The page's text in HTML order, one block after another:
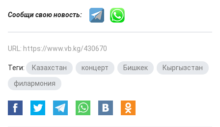
Сообщи свою новость:
URL: https://www.vb.kg/430670
Теги: Казахстан концерт Бишкек Кыргызстан
филармония